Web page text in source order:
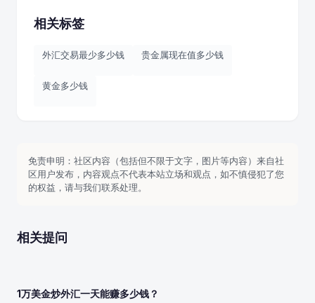
相关标签
外汇交易最少多少钱 贵金属现在值多少钱
黄金多少钱
免责申明：社区内容（包括但不限于文字，图片等内容）来自社
区用户发布，内容观点不代表本站立场和观点，如不慎侵犯了您
的权益，请与我们联系处理。
相关提问
1万美金炒外汇一天能赚多少钱？